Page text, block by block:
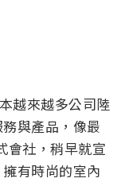
越來越多公司陸
與產品，像最
會社，稍早就宣
有時尚的室內